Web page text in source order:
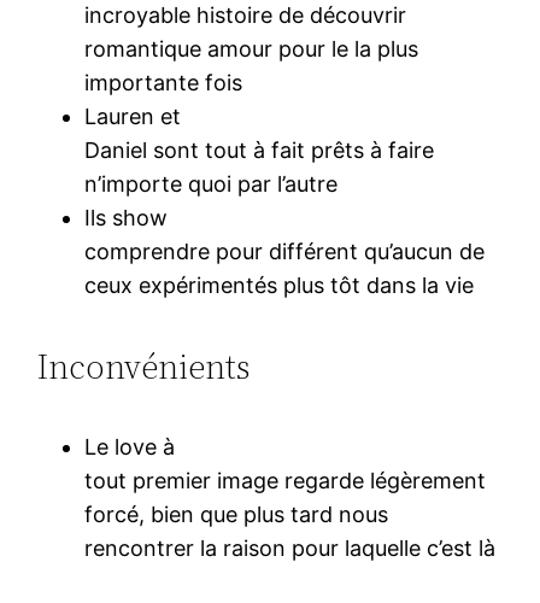
incroyable histoire de découvrir
romantique amour pour le la plus
importante fois
Lauren et
Daniel sont tout à fait prêts à faire
n’importe quoi par l’autre
Ils show
comprendre pour différent qu’aucun de
ceux expérimentés plus tôt dans la vie
Inconvénients
Le love à
tout premier image regarde légèrement
forcé, bien que plus tard nous
rencontrer la raison pour laquelle c’est là